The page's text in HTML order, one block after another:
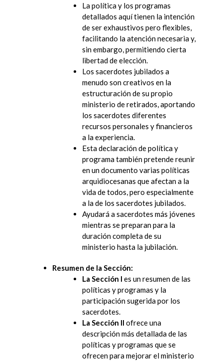
La política y los programas
detallados aquí tienen la intención
de ser exhaustivos pero flexibles,
facilitando la atención necesaria y,
sin embargo, permitiendo cierta
libertad de elección.
Los sacerdotes jubilados a
menudo son creativos en la
estructuración de su propio
ministerio de retirados, aportando
los sacerdotes diferentes
recursos personales y financieros
a la experiencia.
Esta declaración de política y
programa también pretende reunir
en un documento varias políticas
arquidiocesanas que afectan a la
vida de todos, pero especialmente
a la de los sacerdotes jubilados.
Ayudará a sacerdotes más jóvenes
mientras se preparan para la
duración completa de su
ministerio hasta la jubilación.
Resumen de la Sección:
La Sección I es un resumen de las
políticas y programas y la
participación sugerida por los
sacerdotes.
La Sección II ofrece una
descripción más detallada de las
políticas y programas que se
ofrecen para mejorar el ministerio